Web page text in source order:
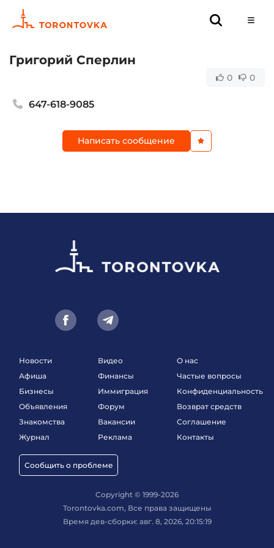
Григорий Сперлин
0 0
647-618-9085
Написать сообщение
Новости
Афиша
Бизнесы
Объявления
Знакомства
Журнал
Сообщить о проблеме
Видео
Финансы
Иммиграция
Форум
Вакансии
Реклама
О нас
Частые вопросы
Конфиденциальность
Возврат средств
Соглашение
Контакты
Copyright © 1999-2026
Torontovka.com, Все права защищены
Время дев-сборки: авг. 8, 2026, 20:15:19